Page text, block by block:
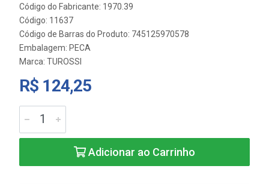
Código do Fabricante: 1970.39
Código: 11637
Código de Barras do Produto: 745125970578
Embalagem: PECA
Marca: TUROSSI
R$ 124,25
Adicionar ao Carrinho